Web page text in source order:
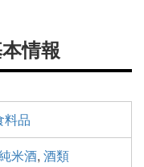
情報
料品
米酒, 酒類